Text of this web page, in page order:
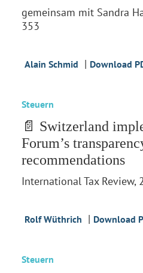
gemeinsam mit Sandra
353
Alain Schmid | Download
Steuern
📄 Switzerland
Forum’s
recommendations
International Tax Review,
Rolf Wüthrich | Download
Steuern